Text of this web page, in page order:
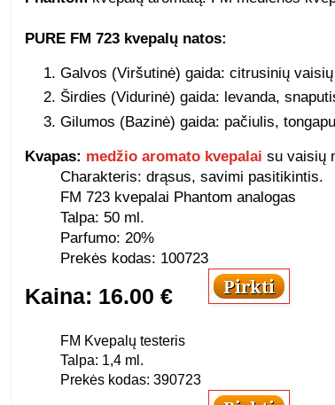
PURE FM 723 kvepalų natos:
Galvos (Viršutinė) gaida: citrusinių
Širdies (Vidurinė) gaida: levanda,
Gilumos (Bazinė) gaida: pačiulis,
Kvapas: medžio aromato kvepalai su vaisių
Charakteris: drąsus, savimi pasitikintis.
FM 723 kvepalai Phantom analogas
Talpa: 50 ml.
Parfumo: 20%
Prekės kodas: 100723
Kaina: 16.00 €
FM Kvepalų testeris
Talpa: 1,4 ml.
Prekės kodas: 390723